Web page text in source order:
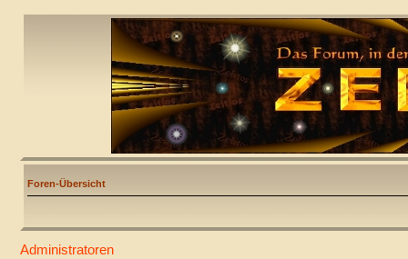
Foren-Übersicht
Administratoren